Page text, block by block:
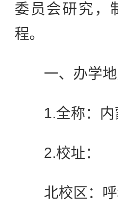
委员会研究，
程。
一、办学地
1.全称：内
2.校址：
北校区：呼